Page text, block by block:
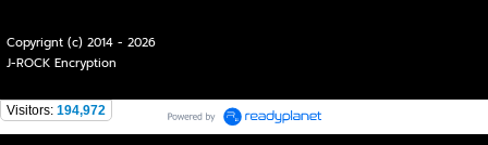
Copyrignt (c) 2014 - 2026
J-ROCK Encryption
Visitors: 194,972